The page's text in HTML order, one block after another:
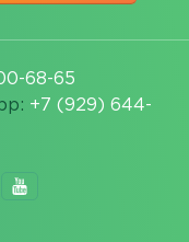
68-65
+7 (929) 644-